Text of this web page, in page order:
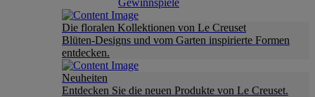
Gewinnspiele
Die floralen Kollektionen von Le Creuset
Blüten-Designs und vom Garten inspirierte Formen
entdecken.
Neuheiten
Entdecken Sie die neuen Produkte von Le Creuset.